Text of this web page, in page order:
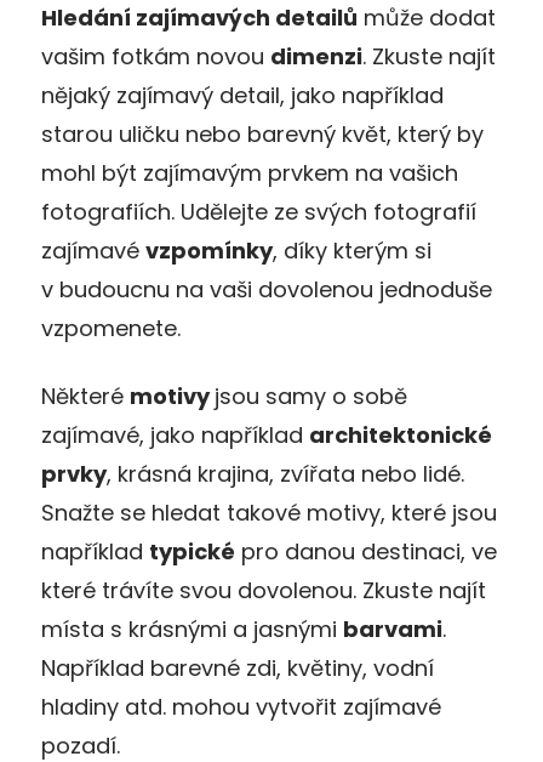
Hledání zajímavých detailů může dodat
vašim fotkám novou dimenzi. Zkuste najít
nějaký zajímavý detail, jako například
starou uličku nebo barevný květ, který by
mohl být zajímavým prvkem na vašich
fotografiích. Udělejte ze svých fotografií
zajímavé vzpomínky, díky kterým si
v budoucnu na vaši dovolenou jednoduše
vzpomenete.
Některé motivyjsou samy o sobě
zajímavé, jako například architektonické
prvky, krásná krajina, zvířata nebo lidé.
Snažte se hledat takové motivy, které jsou
například typické pro danou destinaci, ve
které trávíte svou dovolenou. Zkuste najít
místa s krásnými a jasnými barvami.
Například barevné zdi, květiny, vodní
hladiny atd. mohou vytvořit zajímavé
pozadí.